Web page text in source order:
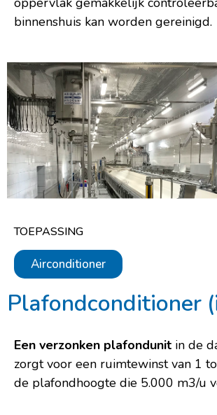
binnenshuis kan worden gereinigd.
TOEPASSING
Airconditioner
Plafondconditioner
Een verzonken plafondunit in de
zorgt voor een ruimtewinst van 1
de plafondhoogte die 5.000 m3/u